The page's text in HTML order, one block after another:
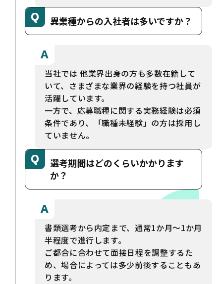
異業種からの入社者は多いですか？
当社では 他業界出身の方も多数在籍して
いて、さまざまな業界の経験を持つ社員が
活躍しています。
一方で、応募職種に関する実務経験は必須
条件であり、「職種未経験」の方は採用し
ていません。
選考期間はどのくらいかかります
か？
書類選考から内定まで、通常1か月～1か月
半程度で進行します。
ご都合に合わせて面接日程を調整するた
め、場合によっては多少前後することもあ
ります。